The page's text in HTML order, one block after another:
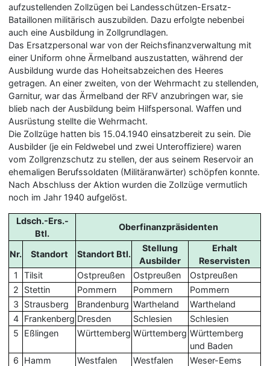
aufzustellenden Zollzügen bei Landesschützen-Ersatz-
Bataillonen militärisch auszubilden. Dazu erfolgte nebenbei
auch eine Ausbildung in Zollgrundlagen.
Das Ersatzpersonal war von der Reichsfinanzverwaltung mit
einer Uniform ohne Ärmelband auszustatten, während der
Ausbildung wurde das Hoheitsabzeichen des Heeres
getragen. An einer zweiten, von der Wehrmacht zu stellenden,
Garnitur, war das Ärmelband der RFV anzubringen war, sie
blieb nach der Ausbildung beim Hilfspersonal. Waffen und
Ausrüstung stellte die Wehrmacht.
Die Zollzüge hatten bis 15.04.1940 einsatzbereit zu sein. Die
Ausbilder (je ein Feldwebel und zwei Unteroffiziere) waren
vom Zollgrenzschutz zu stellen, der aus seinem Reservoir an
ehemaligen Berufssoldaten (Militäranwärter) schöpfen konnte.
Nach Abschluss der Aktion wurden die Zollzüge vermutlich
noch im Jahr 1940 aufgelöst.
Ldsch.-Ers.-
Btl.
Oberfinanzpräsidenten
Nr. Standort Standort Btl.
Stellung
Ausbilder
Erhalt
Reservisten
1
Tilsit Ostpreußen Ostpreußen
Ostpreußen
2
Stettin Pommern Pommern
Pommern
3
Strausberg Brandenburg Wartheland
Wartheland
4 Frankenberg Dresden Schlesien
Schlesien
5
Eßlingen Württemberg Württemberg Württemberg
und Baden
6
Hamm Westfalen Westfalen
Weser-Eems